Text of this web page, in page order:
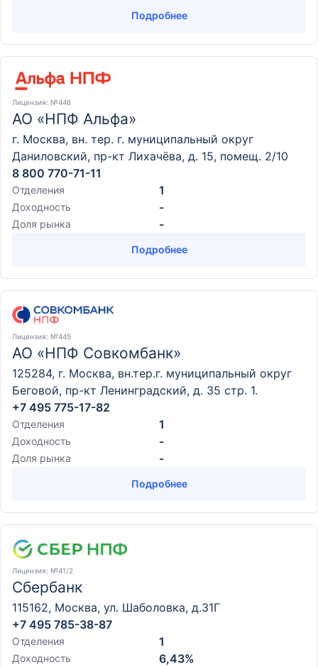
Подробнее
Лицензия: №446
АО «НПФ Альфа»
г. Москва, вн. тер. г. муниципальный округ
Даниловский, пр-кт Лихачёва, д. 15, помещ. 2/10
8 800 770-71-11
Отделения 1
Доходность -
Доля рынка -
Подробнее
Лицензия: №445
АО «НПФ Совкомбанк»
125284, г. Москва, вн.тер.г. муниципальный округ
Беговой, пр-кт Ленинградский, д. 35 стр. 1.
+7 495 775-17-82
Отделения 1
Доходность -
Доля рынка -
Подробнее
Лицензия: №41/2
Сбербанк
115162, Москва, ул. Шаболовка, д.31Г
+7 495 785-38-87
Отделения 1
Доходность 6,43%